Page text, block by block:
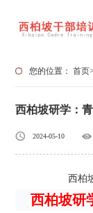
您的位置：首页
西柏坡研学：
2024-05-10
西柏
西柏坡研